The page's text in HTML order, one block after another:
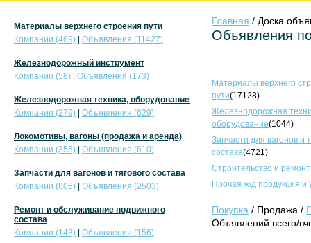
Главная / Доска
Объявления
Материалы верхнего
пути(17128)
Железнодорожная
оборудование(1044)
Запчасти для вагонов и
состава(4721)
Строительство и
Прочая ж/д продукция и
Покупка / Продажа /
Объявлений всего/
Материалы верхнего строения пути
Компании (469)
Объявления (11427)
Железнодорожный инструмент
Компании (58)
Объявления (173)
Железнодорожная техника, оборудование
Компании (279)
Объявления (629)
Локомотивы, вагоны (продажа и аренда)
Компании (355)
Объявления (610)
Запчасти для вагонов и тягового состава
Компании (806)
Объявления (2503)
Ремонт и обслуживание подвижного
состава
Компании (143)
Объявления (156)